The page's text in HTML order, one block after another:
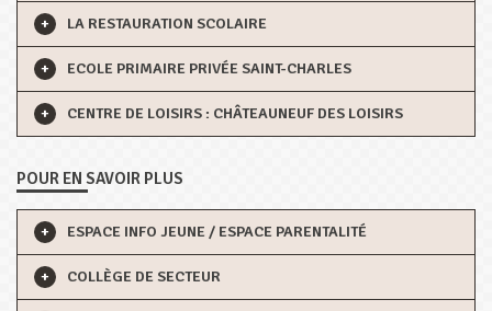
LA RESTAURATION SCOLAIRE
ECOLE PRIMAIRE PRIVÉE SAINT-CHARLES
CENTRE DE LOISIRS : CHÂTEAUNEUF DES LOISIRS
POUR EN SAVOIR PLUS
ESPACE INFO JEUNE / ESPACE PARENTALITÉ
COLLÈGE DE SECTEUR